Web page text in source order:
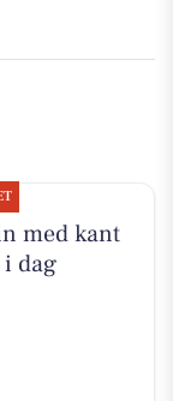
med kant
i dag